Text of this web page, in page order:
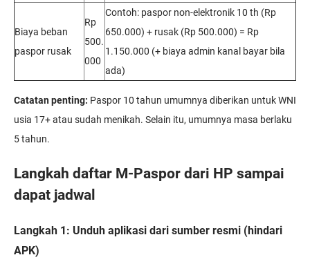
Biaya beban
paspor rusak
Rp
500.
000
Contoh: paspor non-elektronik 10 th (Rp
650.000) + rusak (Rp 500.000) = Rp
1.150.000 (+ biaya admin kanal bayar bila
ada)
Catatan penting: Paspor 10 tahun umumnya diberikan untuk WNI
usia 17+ atau sudah menikah. Selain itu, umumnya masa berlaku
5 tahun.
Langkah daftar M-Paspor dari HP sampai
dapat jadwal
Langkah 1: Unduh aplikasi dari sumber resmi (hindari
APK)